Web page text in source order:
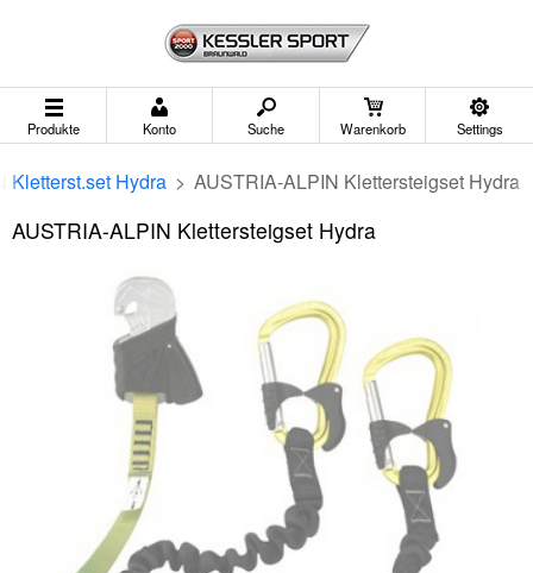
Produkte Konto Suche Warenkorb Settings
Kletterst.set Hydra > AUSTRIA-ALPIN Klettersteigset Hydra
AUSTRIA-ALPIN Klettersteigset Hydra